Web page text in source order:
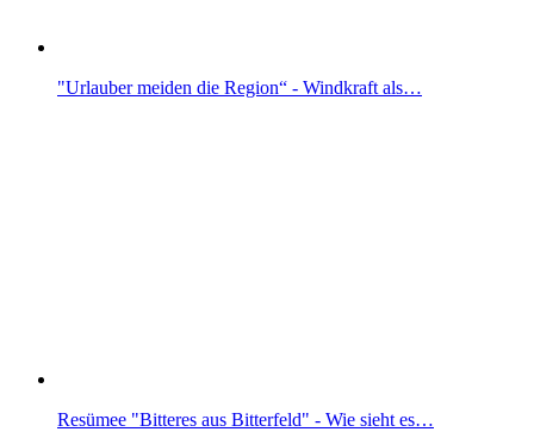
"Urlauber meiden die Region“ - Windkraft als…
Resümee "Bitteres aus Bitterfeld" - Wie sieht es…